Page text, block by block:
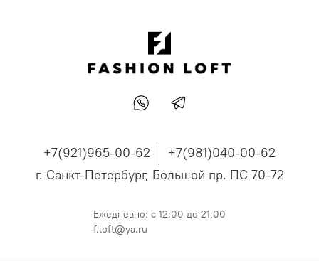
+7(921)965-00-62
+7(981)040-00-62
г. Санкт-Петербург, Большой пр. ПС 70-72
Ежедневно: с 12:00 до 21:00
f.loft@ya.ru